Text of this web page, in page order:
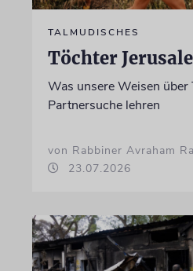
TALMUDISCHES
Töchter
Was unsere Weisen
Partnersuche lehren
von Rabbiner Avraham
23.07.2026